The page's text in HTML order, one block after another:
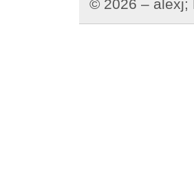
© 2026 – alexj;